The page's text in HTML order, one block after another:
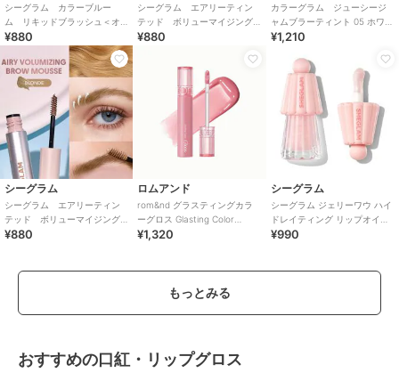
シーグラム カラーブルー
ム リキッドブラッシュ＜オ
ンポイント＞
¥880
シーグラム エアリーティン
テッド ボリューマイジング
ブロウムース トープ（中国
¥880
カラーグラム ジューシージ
ャムブラーティント 05 ホワイ
トストロベリー（韓国コス
¥1,210
シーグラム
シーグラム エアリーティン
テッド ボリューマイジング
ブロウムース ブロンド（中
¥880
ロムアンド
rom&nd グラスティングカラ
ーグロス Glasting Color
Gloss(韓国コスメ)
¥1,320
シーグラム
シーグラム ジェリーワウ ハイ
ドレイティング リップオイル
〈ピンキーアップ〉
¥990
もっとみる
おすすめの口紅・リップグロス